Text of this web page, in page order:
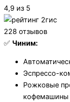
4,9 из 5
228 отзывов
✅ Чиним:
Эспрессо-
Рожковые
кофемашины